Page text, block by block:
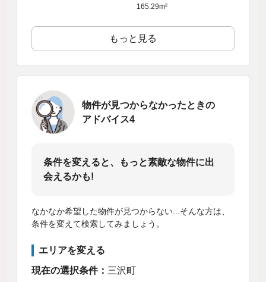
165.29m²
もっと見る
物件が見つからなかったときの
アドバイス4
条件を変えると、もっと素敵な物件に出
会えるかも!
なかなか希望した物件が見つからない...そんな方は、
条件を変えて検索してみましょう。
エリアを変える
現在の選択条件： 三沢町